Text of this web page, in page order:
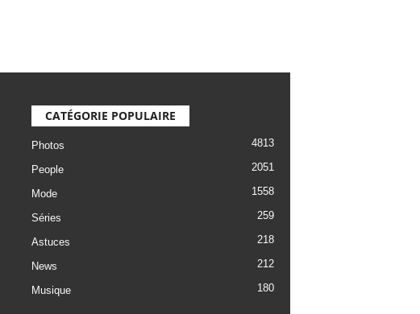
CATÉGORIE POPULAIRE
Photos 4813
People 2051
Mode 1558
Séries 259
Astuces 218
News 212
Musique 180